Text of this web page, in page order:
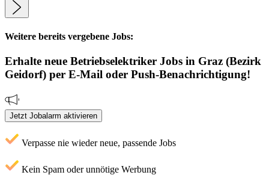
Weitere bereits vergebene Jobs:
Erhalte neue Betriebselektriker Jobs in Graz (Bezirk
Geidorf) per E-Mail oder Push-Benachrichtigung!
Jetzt Jobalarm aktivieren
Verpasse nie wieder neue, passende Jobs
Kein Spam oder unnötige Werbung